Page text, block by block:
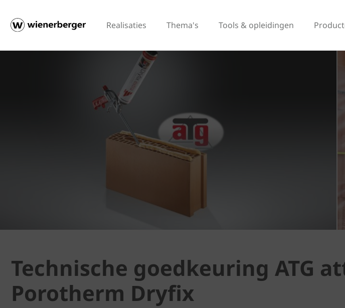
Realisaties Thema's Tools & opleidingen
Technische goedkeuring ATG
Porotherm Dryfix